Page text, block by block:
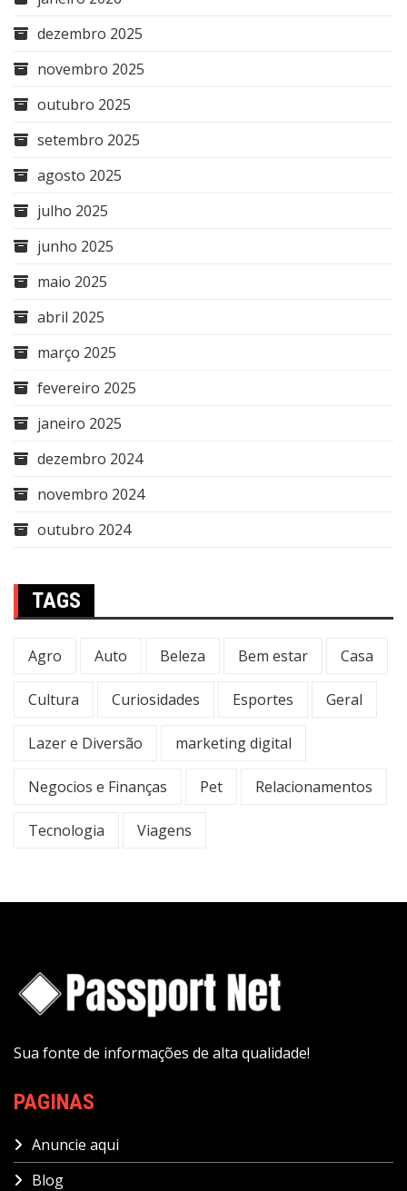
dezembro 2025
novembro 2025
outubro 2025
setembro 2025
agosto 2025
julho 2025
junho 2025
maio 2025
abril 2025
março 2025
fevereiro 2025
janeiro 2025
dezembro 2024
novembro 2024
outubro 2024
TAGS
Agro Auto Beleza Bem estar Casa
Cultura Curiosidades Esportes Geral
Lazer e Diversão marketing digital
Negocios e Finanças Pet Relacionamentos
Tecnologia Viagens
Sua fonte de informações de alta qualidade!
PAGINAS
Anuncie aqui
Blog